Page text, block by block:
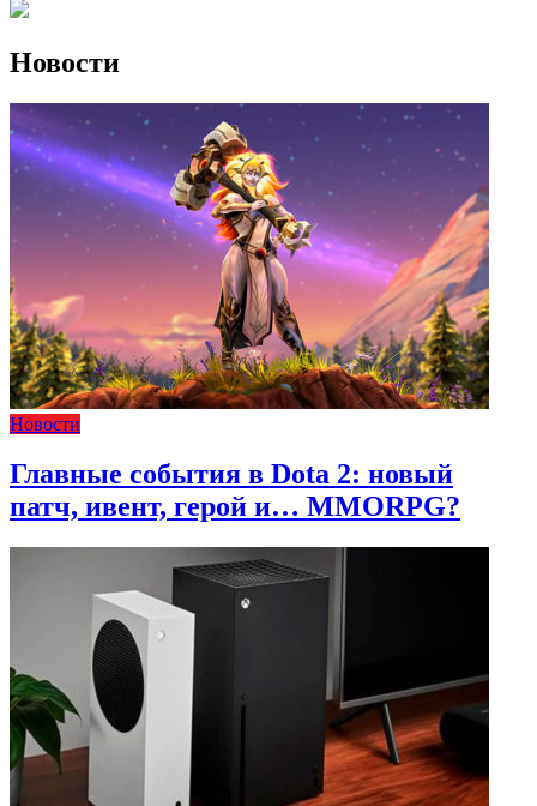
Новости
Новости
Главные события в Dota 2: новый
патч, ивент, герой и… MMORPG?